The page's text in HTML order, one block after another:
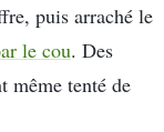
puis arraché le
le cou. Des
même tenté de